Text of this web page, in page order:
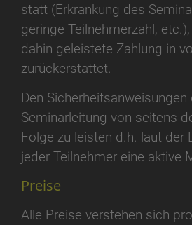
statt (Erkrankung des
geringe Teilnehmerzahl,
dahin geleistete Zahlung in
zurückerstattet.
Den Sicherheitsanweisungen
Seminarleitung von seitens
Folge zu leisten d.h. laut der
jeder Teilnehmer eine aktive
Preise
Alle Preise verstehen sich